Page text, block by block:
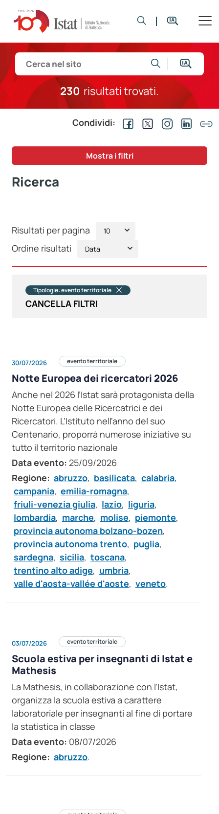
230 risultati trovati.
Condividi:
Mostra i filtri
Ricerca
Risultati per pagina
Ordine risultati
Tipologie: evento territoriale
CANCELLA FILTRI
30/07/2026 evento territoriale
Notte Europea dei ricercatori 2026
Anche nel 2026 l’Istat sarà protagonista della
Notte Europea delle Ricercatrici e dei
Ricercatori. L’Istituto nell'anno del suo
Centenario, proporrà numerose iniziative su
tutto il territorio nazionale
Data evento: 25/09/2026
Regione: abruzzo, basilicata, calabria,
campania, emilia-romagna,
friuli-venezia giulia, lazio, liguria,
lombardia, marche, molise, piemonte,
provincia autonoma bolzano-bozen,
provincia autonoma trento, puglia,
sardegna, sicilia, toscana,
trentino alto adige, umbria,
valle d'aosta-vallée d'aoste, veneto.
03/07/2026 evento territoriale
Scuola estiva per insegnanti di Istat e
Mathesis
La Mathesis, in collaborazione con l'Istat,
organizza la scuola estiva a carattere
laboratoriale per insegnanti al fine di portare
la statistica in classe
Data evento: 08/07/2026
Regione: abruzzo.